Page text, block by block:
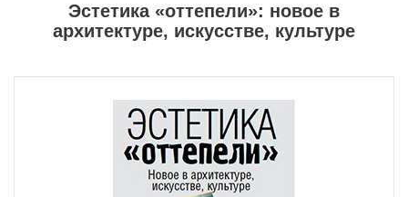
Эстетика «оттепели»: новое в
архитектуре, искусстве, культуре